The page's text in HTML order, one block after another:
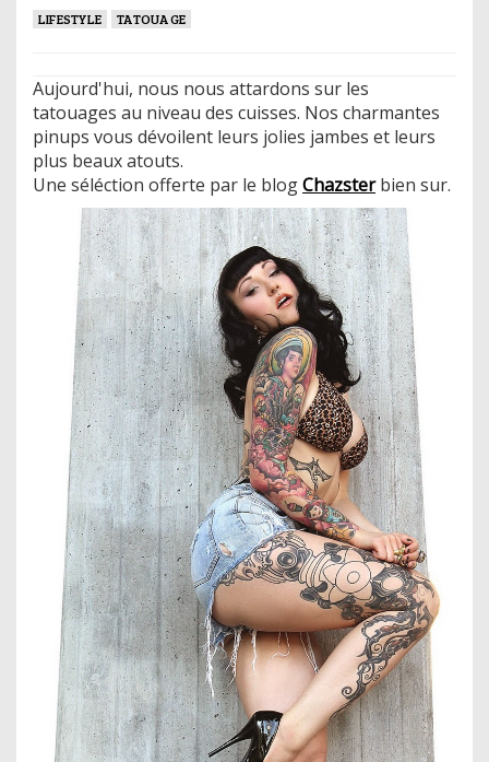
LIFESTYLE TATOUAGE
Aujourd'hui, nous nous attardons sur les
tatouages au niveau des cuisses. Nos charmantes
pinups vous dévoilent leurs jolies jambes et leurs
plus beaux atouts.
​Une séléction offerte par le blogChazsterbien sur.